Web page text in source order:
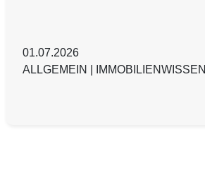
01.07.2026
ALLGEMEIN
IMMOBILIENWISSEN